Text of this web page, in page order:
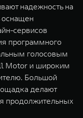
надежность на
сервисов
программного
голосовым
Motor и широким
Большой
делают
продолжительных